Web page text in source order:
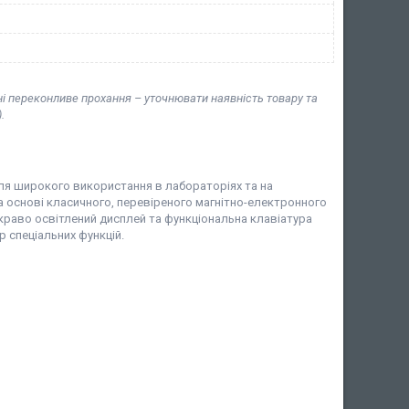
прохання – уточнювати наявність товару та
широкого використання в лабораторіях та на
основі класичного, перевіреного магнітно-електронного
освітлений дисплей та функціональна клавіатура
функцій.